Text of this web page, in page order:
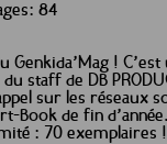
84
Genkida’Mag ! C’est
staff de DB
sur les réseaux
Book de fin
: 70 exemplaires !